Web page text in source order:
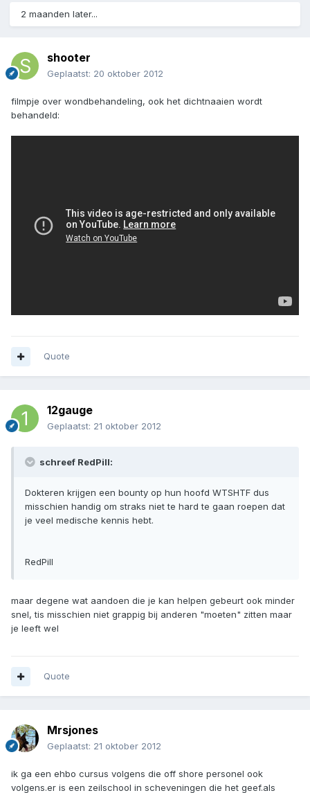
2 maanden later...
shooter
Geplaatst: 20 oktober 2012
filmpje over wondbehandeling, ook het dichtnaaien wordt
behandeld:
Quote
12gauge
Geplaatst: 21 oktober 2012
schreef RedPill:
Dokteren krijgen een bounty op hun hoofd WTSHTF dus
misschien handig om straks niet te hard te gaan roepen dat
je veel medische kennis hebt.
RedPill
maar degene wat aandoen die je kan helpen gebeurt ook minder
snel, tis misschien niet grappig bij anderen "moeten" zitten maar
je leeft wel
Quote
Mrsjones
Geplaatst: 21 oktober 2012
ik ga een ehbo cursus volgens die off shore personel ook
volgens.er is een zeilschool in scheveningen die het geef.als